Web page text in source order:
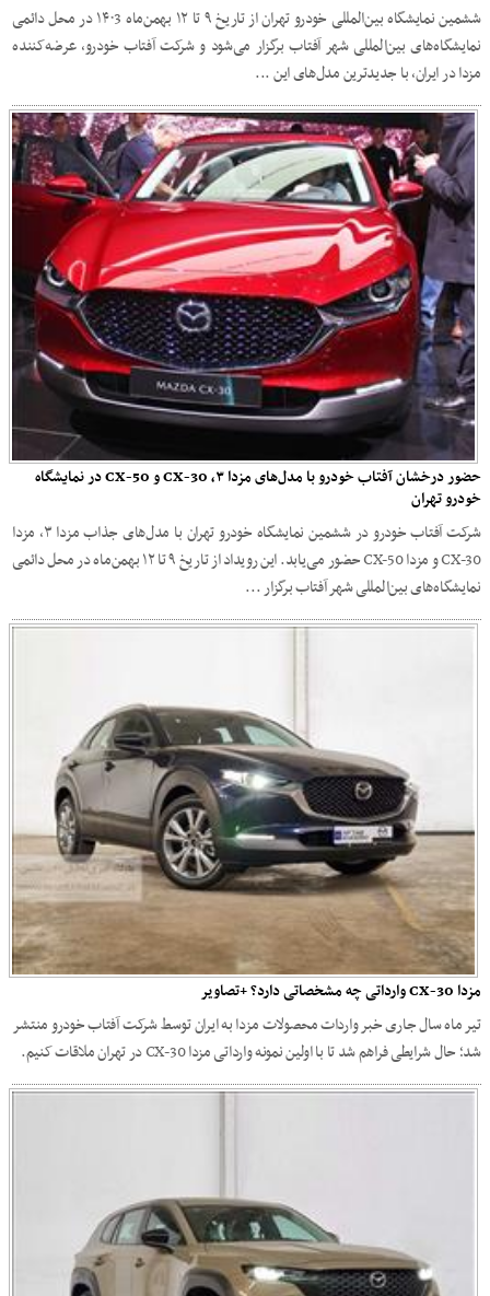
ششمین نمایشگاه بین‌المللی خودرو تهران از تاریخ ۹ تا ۱۲ بهمن‌ماه ۱۴۰3 در محل دائمی
نمایشگاه‌های بین‌المللی شهر آفتاب برگزار می‌شود و شرکت آفتاب خودرو، عرضه‌کننده
مزدا در ایران، با جدیدترین مدل‌های این ...
حضور درخشان آفتاب خودرو با مدل‌های مزدا ۳، CX-30 و CX-50 در نمایشگاه
خودرو تهران
شرکت آفتاب خودرو در ششمین نمایشگاه خودرو تهران با مدل‌های جذاب مزدا ۳، مزدا
CX-30 و مزدا CX-50 حضور می‌یابد. این رویداد از تاریخ ۹ تا ۱۲ بهمن‌ماه در محل دائمی
نمایشگاه‌های بین‌المللی شهر آفتاب برگزار ...
مزدا CX-30 وارداتی چه مشخصاتی دارد؟ +تصاویر
تیر ماه سال جاری خبر واردات محصولات مزدا به ایران توسط شرکت آفتاب خودرو منتشر
شد؛ حال شرایطی فراهم شد تا با اولین نمونه وارداتی مزدا CX-30 در تهران ملاقات کنیم.